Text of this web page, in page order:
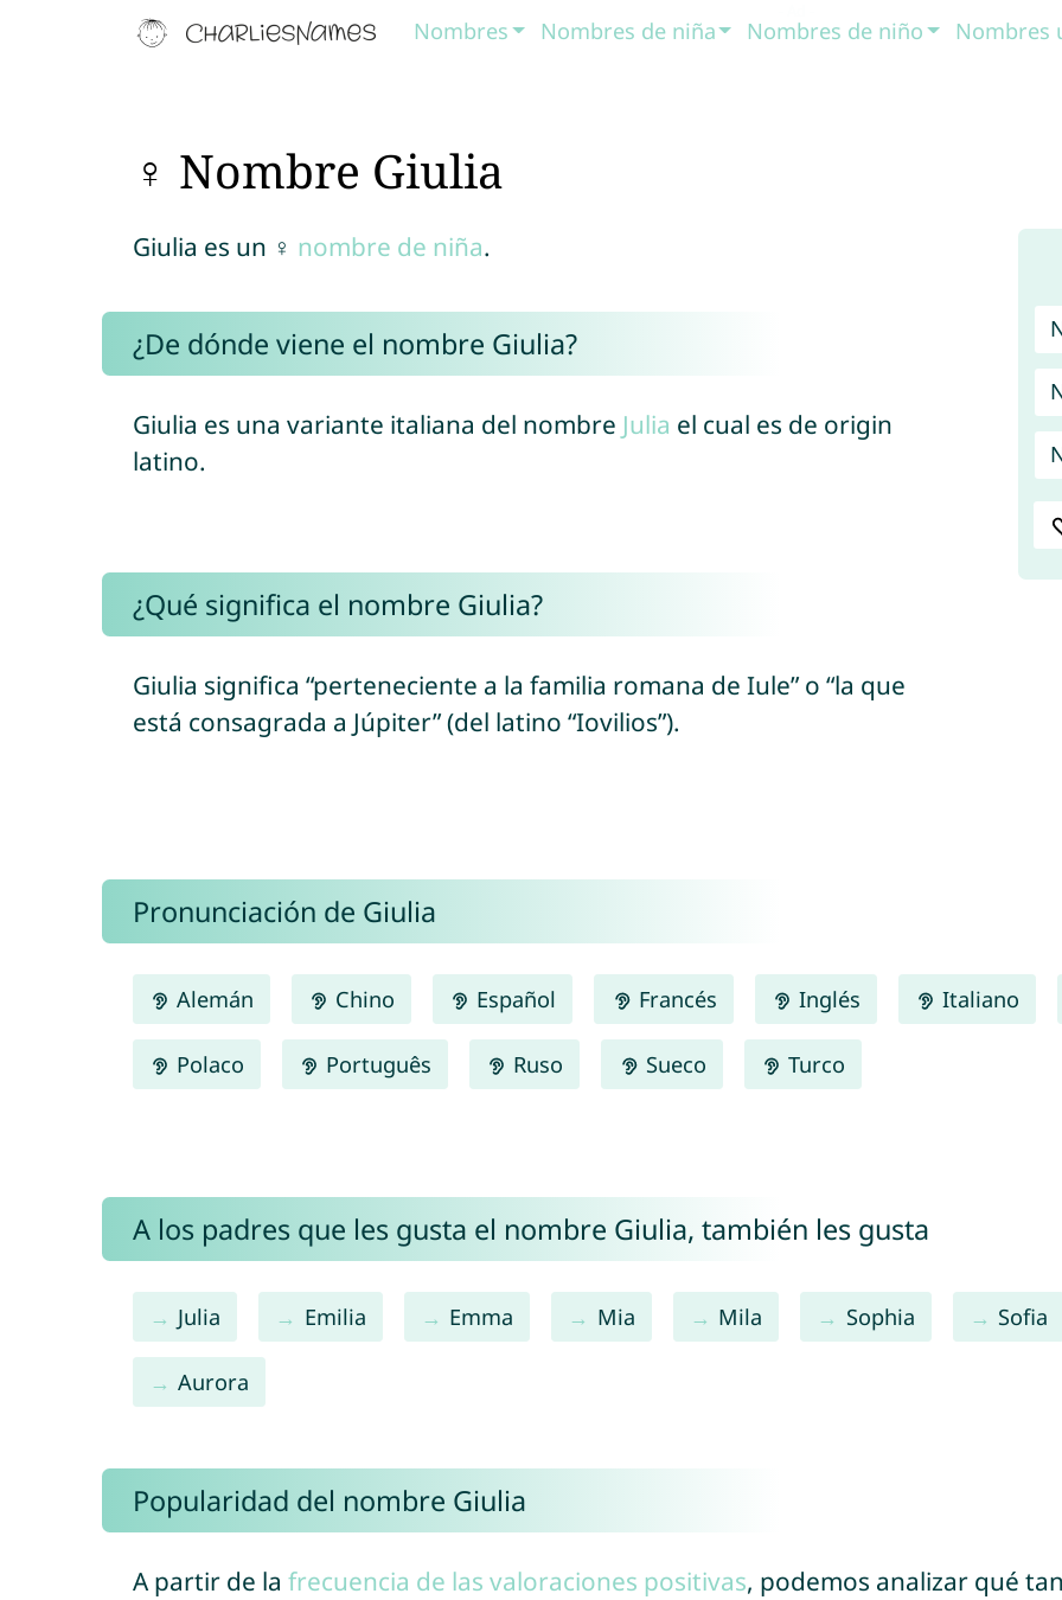
Nombres Nombres de niña Nombres de niño Nombres
♀ Nombre Giulia
Giulia es un ♀ nombre de niña.
¿De dónde viene el nombre Giulia?
Giulia es una variante italiana del nombre Julia el cual es de origin
latino.
¿Qué significa el nombre Giulia?
Giulia significa “perteneciente a la familia romana de Iule” o “la que
está consagrada a Júpiter” (del latino “Iovilios”).
Pronunciación de Giulia
Alemán Chino Español Francés Inglés Italiano
Polaco Português Ruso Sueco Turco
A los padres que les gusta el nombre Giulia, también les gusta
Julia Emilia Emma Mia Mila Sophia Sofia
Aurora
Popularidad del nombre Giulia
A partir de la frecuencia de las valoraciones positivas, podemos analizar qué